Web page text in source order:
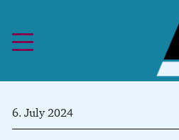
6. July 2024